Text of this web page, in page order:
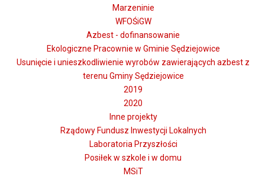
Marzeninie
WFOŚiGW
Azbest - dofinansowanie
Ekologiczne Pracownie w Gminie Sędziejowice
Usunięcie i unieszkodliwienie wyrobów zawierających azbest z
terenu Gminy Sędziejowice
2019
2020
Inne projekty
Rządowy Fundusz Inwestycji Lokalnych
Laboratoria Przyszłości
Posiłek w szkole i w domu
MSiT